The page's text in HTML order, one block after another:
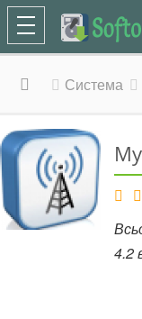
Система
4.2